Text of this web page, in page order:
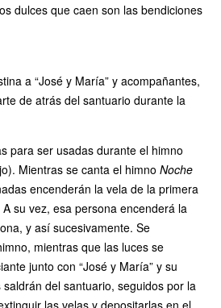
dulces que caen son las bendiciones
a “José y María” y acompañantes,
de atrás del santuario durante la
para ser usadas durante el himno
Mientras se canta el himno Noche
encenderán la vela de la primera
su vez, esa persona encenderá la
y así sucesivamente. Se
mientras que las luces se
junto con “José y María” y su
del santuario, seguidos por la
las velas y depositarlas en el